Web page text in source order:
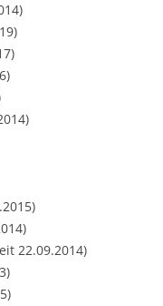
22.09.2014)